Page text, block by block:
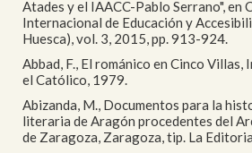
Atades y el IAACC-Pablo Serrano", en
Internacional de Educación y
Huesca), vol. 3, 2015, pp. 913-924.
Abbad, F., El románico en Cinco
el Católico, 1979.
Abizanda, M., Documentos para la
literaria de Aragón procedentes del
de Zaragoza, Zaragoza, tip. La